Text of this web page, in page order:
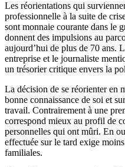
Les réorientations qui
professionnelle à la suite de
sont monnaie courante dans le
donnent des impulsions au
aujourd’hui de plus de 70 ans.
entreprise et le journaliste
un trésorier critique envers la
La décision de se réorienter en
bonne connaissance de soi et
travail. Contrairement à une
correspond mieux au profil de
personnelles qui ont mûri. En
effectuée sur le tard exige
familiales.